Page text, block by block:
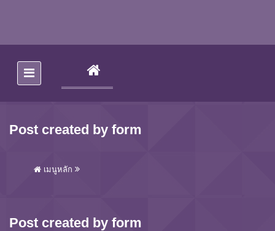
(CURRENT)
Post created by form
เมนูหลัก
Post created by form